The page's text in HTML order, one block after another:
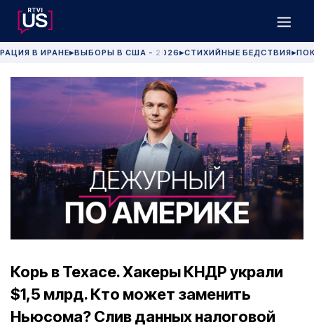
В ИРАНЕ▶ВЫБОРЫ В США - 2026 ▶СТИХИЙНЫЕ БЕДСТВИЯ▶
Корь в Техасе. Хакеры КНДР украли
$1,5 млрд. Кто может заменить
Ньюсома? Слив данных налоговой